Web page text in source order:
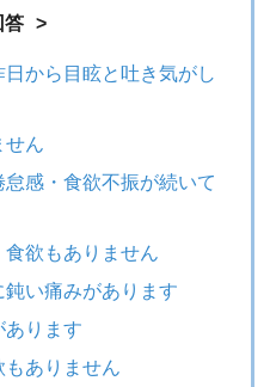
答
から目眩と吐き気がし
せん
感・食欲不振が続いて
欲もありません
い痛みがあります
あります
ありません